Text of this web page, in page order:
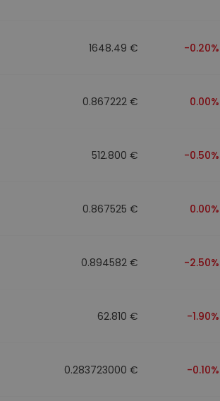
1648.49 € -0.20%
0.867222 € 0.00%
512.800 € -0.50%
0.867525 € 0.00%
0.894582 € -2.50%
62.810 € -1.90%
0.283723000 € -0.10%